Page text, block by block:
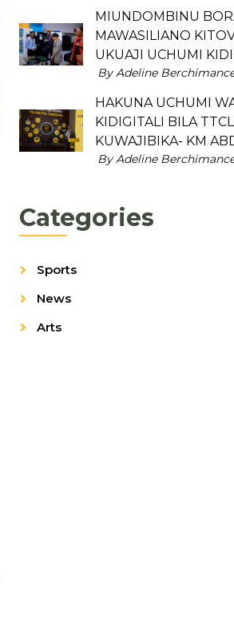
MIUNDOMBINU
MAWASILIANO
UKUAJI UCHUMI
By Adeline
HAKUNA UCHUMI
KIDIGITALI BILA TTCL
KUWAJIBIKA- KM
By Adeline
Categories
Sports
News
Arts